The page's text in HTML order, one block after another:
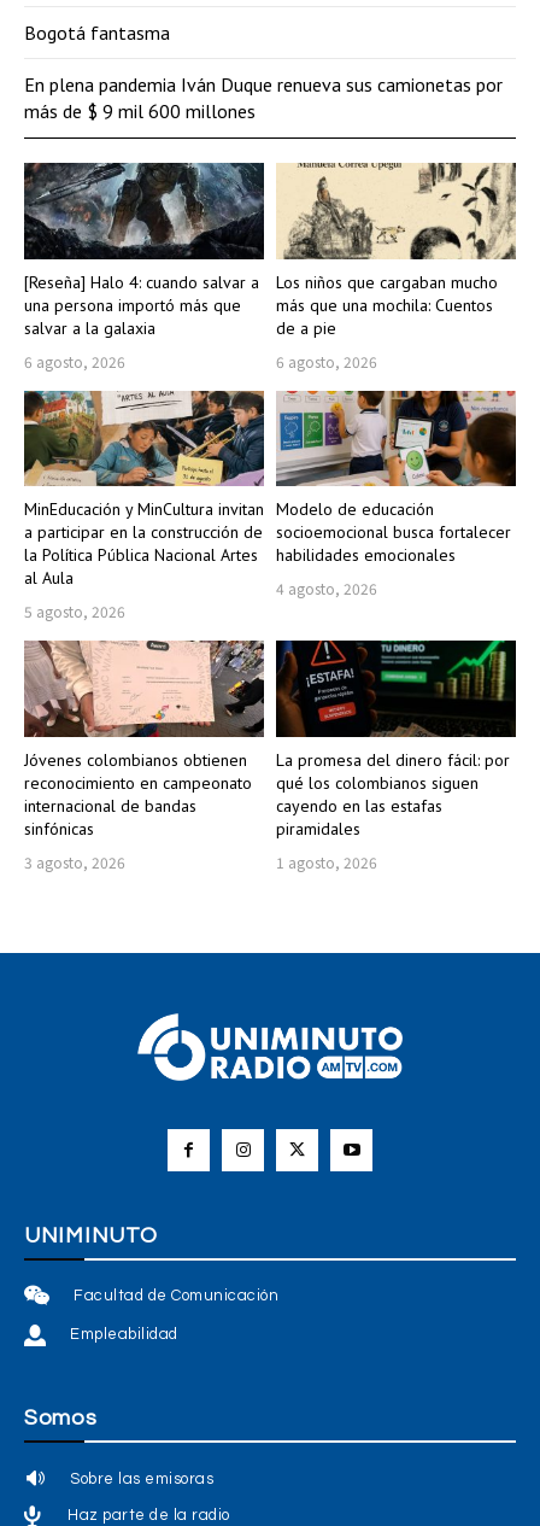
[Reseña] Halo 4: cuando salvar a
una persona importó más que
salvar a la galaxia
6 agosto, 2026
Los niños que cargaban mucho
más que una mochila: Cuentos
de a pie
6 agosto, 2026
MinEducación y MinCultura invitan
a participar en la construcción de
la Política Pública Nacional Artes
al Aula
5 agosto, 2026
Modelo de educación
socioemocional busca fortalecer
habilidades emocionales
4 agosto, 2026
Jóvenes colombianos obtienen
reconocimiento en campeonato
internacional de bandas
sinfónicas
3 agosto, 2026
La promesa del dinero fácil: por
qué los colombianos siguen
cayendo en las estafas
piramidales
1 agosto, 2026
Bogotá fantasma
En plena pandemia Iván Duque renueva sus camionetas por
más de $ 9 mil 600 millones
UNIMINUTO
Facultad de Comunicación
Empleabilidad
Somos
Sobre las emisoras
Haz parte de la radio